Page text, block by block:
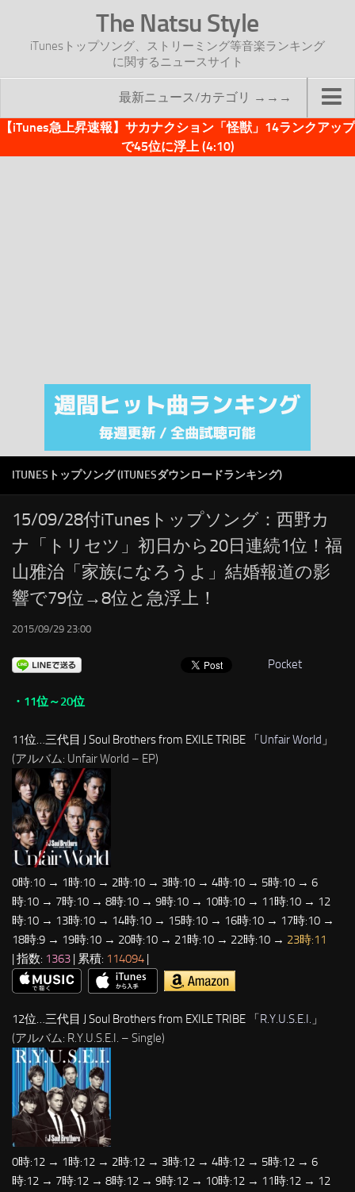
The Natsu Style
iTunesトップソング、ストリーミング等音楽ランキング
に関するニュースサイト
最新ニュース/カテゴリ →→→
TOP
注目カテゴリ
オリジナルiTunes週間トップソング
RSS
LINKS
【iTunes急上昇速報】サカナクション「怪獣」14ランクアップ
で45位に浮上 (4:10)
ITUNESトップソング (ITUNESダウンロードランキング)
15/09/28付iTunesトップソング：西野カ
ナ「トリセツ」初日から20日連続1位！福
山雅治「家族になろうよ」結婚報道の影
響で79位→8位と急浮上！
2015/09/29 23:00
Pocket
・11位～20位
11位…三代目 J Soul Brothers from EXILE TRIBE 「Unfair World 」
(アルバム: Unfair World – EP)
0時:10 → 1時:10 → 2時:10 → 3時:10 → 4時:10 → 5時:10 → 6
時:10 → 7時:10 → 8時:10 → 9時:10 → 10時:10 → 11時:10 → 12
時:10 → 13時:10 → 14時:10 → 15時:10 → 16時:10 → 17時:10 →
18時:9 → 19時:10 → 20時:10 → 21時:10 → 22時:10 → 23時:11
| 指数: 1363 | 累積: 114094 |
12位…三代目 J Soul Brothers from EXILE TRIBE 「R.Y.U.S.E.I. 」
(アルバム: R.Y.U.S.E.I. – Single)
0時:12 → 1時:12 → 2時:12 → 3時:12 → 4時:12 → 5時:12 → 6
時:12 → 7時:12 → 8時:12 → 9時:12 → 10時:12 → 11時:12 → 12